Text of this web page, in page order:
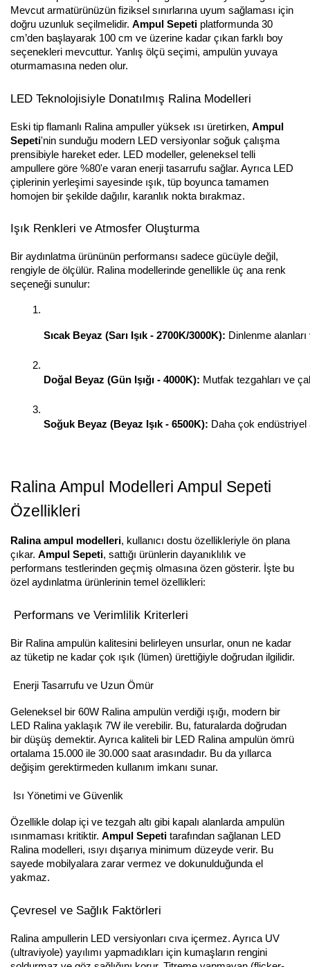
Mevcut armatürünüzün fiziksel sınırlarına uyum sağlaması için
doğru uzunluk seçilmelidir. Ampul Sepeti platformunda 30
cm’den başlayarak 100 cm ve üzerine kadar çıkan farklı boy
seçenekleri mevcuttur. Yanlış ölçü seçimi, ampulün yuvaya
oturmamasına neden olur.
LED Teknolojisiyle Donatılmış Ralina Modelleri
Eski tip flamanlı Ralina ampuller yüksek ısı üretirken, Ampul
Sepeti'nin sunduğu modern LED versiyonlar soğuk çalışma
prensibiyle hareket eder. LED modeller, geleneksel telli
ampullere göre %80'e varan enerji tasarrufu sağlar. Ayrıca LED
çiplerinin yerleşimi sayesinde ışık, tüp boyunca tamamen
homojen bir şekilde dağılır, karanlık nokta bırakmaz.
Işık Renkleri ve Atmosfer Oluşturma
Bir aydınlatma ürününün performansı sadece gücüyle değil,
rengiyle de ölçülür. Ralina modellerinde genellikle üç ana renk
seçeneği sunulur:
Sıcak Beyaz (Sarı Işık - 2700K/3000K): Dinlenme
Doğal Beyaz (Gün Işığı - 4000K): Mutfak tezgahları ve
Soğuk Beyaz (Beyaz Işık - 6500K): Daha çok
Ralina Ampul Modelleri Ampul Sepeti
Özellikleri
Ralina ampul modelleri, kullanıcı dostu özellikleriyle ön plana
çıkar. Ampul Sepeti, sattığı ürünlerin dayanıklılık ve
performans testlerinden geçmiş olmasına özen gösterir. İşte bu
özel aydınlatma ürünlerinin temel özellikleri:
Performans ve Verimlilik Kriterleri
Bir Ralina ampulün kalitesini belirleyen unsurlar, onun ne kadar
az tüketip ne kadar çok ışık (lümen) ürettiğiyle doğrudan ilgilidir.
Enerji Tasarrufu ve Uzun Ömür
Geleneksel bir 60W Ralina ampulün verdiği ışığı, modern bir
LED Ralina yaklaşık 7W ile verebilir. Bu, faturalarda doğrudan
bir düşüş demektir. Ayrıca kaliteli bir LED Ralina ampulün ömrü
ortalama 15.000 ile 30.000 saat arasındadır. Bu da yıllarca
değişim gerektirmeden kullanım imkanı sunar.
Isı Yönetimi ve Güvenlik
Özellikle dolap içi ve tezgah altı gibi kapalı alanlarda ampulün
ısınmaması kritiktir. Ampul Sepeti tarafından sağlanan LED
Ralina modelleri, ısıyı dışarıya minimum düzeyde verir. Bu
sayede mobilyalara zarar vermez ve dokunulduğunda el
yakmaz.
Çevresel ve Sağlık Faktörleri
Ralina ampullerin LED versiyonları cıva içermez. Ayrıca UV
(ultraviyole) yayılımı yapmadıkları için kumaşların rengini